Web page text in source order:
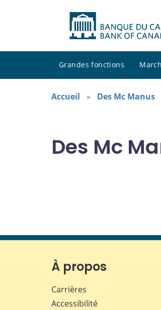
Grandes fonctions
Accueil Des Mc Manus
Des Mc
À propos
Carrières
Accessibilité